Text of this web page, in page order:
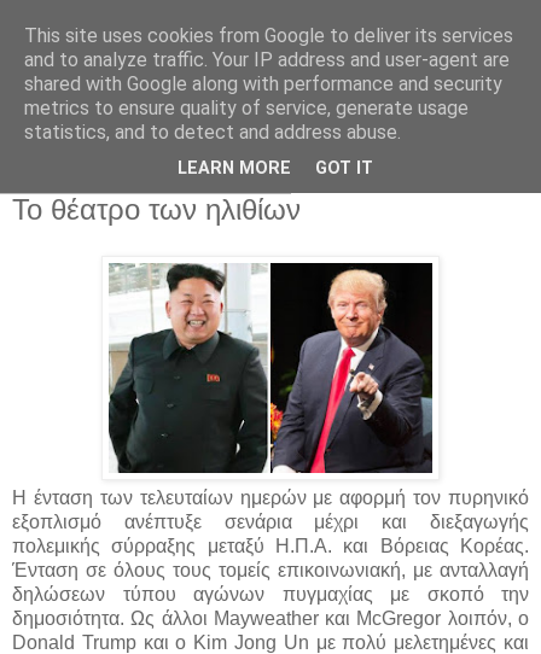
Το θέατρο των ηλιθίων
Η ένταση των τελευταίων ημερών με αφορμή τον πυρηνικό
εξοπλισμό ανέπτυξε σενάρια μέχρι και διεξαγωγής
πολεμικής σύρραξης μεταξύ Η.Π.Α. και Βόρειας Κορέας.
Ένταση σε όλους τους τομείς επικοινωνιακή, με ανταλλαγή
δηλώσεων τύπου αγώνων πυγμαχίας με σκοπό την
δημοσιότητα. Ως άλλοι Mayweather και McGregor λοιπόν, ο
Donald Trump και ο Kim Jong Un με πολύ μελετημένες και
This site uses cookies from Google to deliver its services
and to analyze traffic. Your IP address and user-agent are
shared with Google along with performance and security
metrics to ensure quality of service, generate usage
statistics, and to detect and address abuse.
LEARN MORE GOT IT